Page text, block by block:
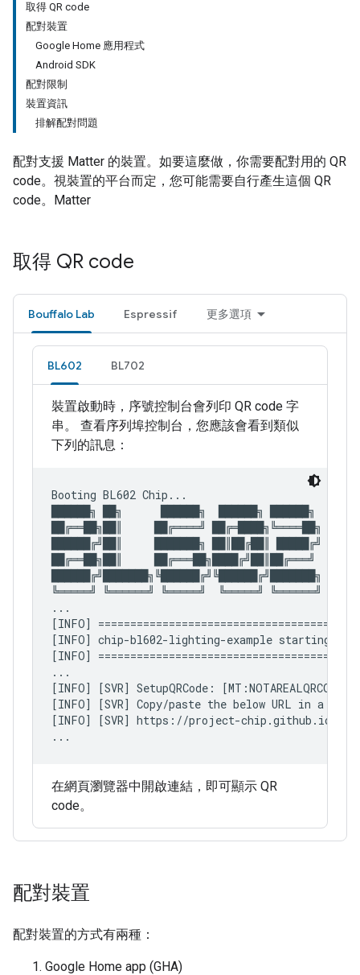
取得 QR code
配對裝置
Google Home 應用程式
Android SDK
配對限制
裝置資訊
排解配對問題
配對支援 Matter 的裝置。如要這麼做，你需要配對用的 QR
code。視裝置的平台而定，您可能需要自行產生這個 QR
code。 Matter
取得 QR code
Bouffalo Lab Espressif 更多選項
BL602 BL702
裝置啟動時，序號控制台會列印 QR code 字
串。 查看序列埠控制台，您應該會看到類似
下列的訊息：
Booting BL602 Chip...
██████╗ ██╗      ██████╗  ██████╗ ██████╗
██╔══██╗██║     ██╔════╝ ██╔═████╗╚════██╗
██████╔╝██║     ███████╗ ██║██╔██║ █████╔╝
██╔══██╗██║     ██╔═══██╗████╔╝██║██╔═══╝
██████╔╝███████╗╚██████╔╝╚██████╔╝███████╗
╚═════╝ ╚══════╝ ╚═════╝  ╚═════╝ ╚══════╝
...
[INFO]
[INFO] chip-bl602-lighting-example starting
[INFO]
...
[INFO] [SVR] SetupQRCode:
[INFO] [SVR] Copy/paste the below URL in a
[INFO] [SVR] https://project-chip.github.io/
...
在網頁瀏覽器中開啟連結，即可顯示 QR
code。
配對裝置
配對裝置的方式有兩種：
Google Home app (GHA)